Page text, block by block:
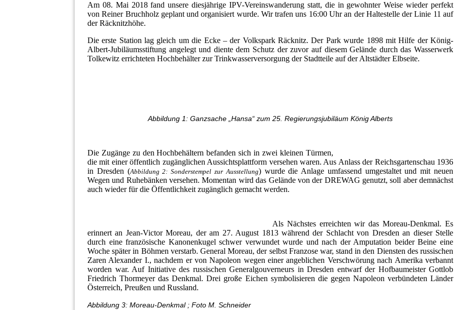
Am 08. Mai 2018 fand unsere diesjährige IPV-Vereinswanderung statt, die in gewohnter Weise wieder perfekt
von Reiner Bruchholz geplant und organisiert wurde. Wir trafen uns 16:00 Uhr an der Haltestelle der Linie 11 auf
der Räcknitzhöhe.
Die erste Station lag gleich um die Ecke – der Volkspark Räcknitz. Der Park wurde 1898 mit Hilfe der König-
Albert-Jubiläumsstiftung angelegt und diente dem Schutz der zuvor auf diesem Gelände durch das Wasserwerk
Tolkewitz errichteten Hochbehälter zur Trinkwasserversorgung der Stadtteile auf der Altstädter Elbseite.
Abbildung 1: Ganzsache „Hansa“ zum 25. Regierungsjubiläum König Alberts
Die Zugänge zu den Hochbehältern befanden sich in zwei kleinen Türmen,
die mit einer öffentlich zugänglichen Aussichtsplattform versehen waren. Aus Anlass der Reichsgartenschau 1936
in Dresden (Abbildung 2: Sonderstempel zur Ausstellung) wurde die Anlage umfassend umgestaltet und mit neuen
Wegen und Ruhebänken versehen. Momentan wird das Gelände von der DREWAG genutzt, soll aber demnächst
auch wieder für die Öffentlichkeit zugänglich gemacht werden.
Als Nächstes erreichten wir das Moreau-Denkmal. Es
erinnert an Jean-Victor Moreau, der am 27. August 1813 während der Schlacht von Dresden an dieser Stelle
durch eine französische Kanonenkugel schwer verwundet wurde und nach der Amputation beider Beine eine
Woche später in Böhmen verstarb. General Moreau, der selbst Franzose war, stand in den Diensten des russischen
Zaren Alexander I., nachdem er von Napoleon wegen einer angeblichen Verschwörung nach Amerika verbannt
worden war. Auf Initiative des russischen Generalgouverneurs in Dresden entwarf der Hofbaumeister Gottlob
Friedrich Thormeyer das Denkmal. Drei große Eichen symbolisieren die gegen Napoleon verbündeten Länder
Österreich, Preußen und Russland.
Abbildung 3: Moreau-Denkmal ; Foto M. Schneider